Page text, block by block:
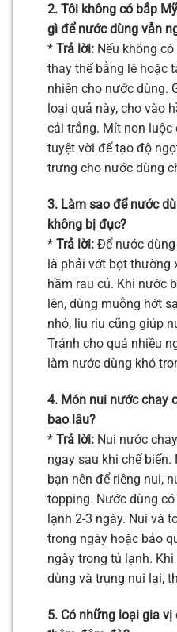
2. Tôi không có bắp
gì để nước dùng vẫn
* Trả lời: Nếu không
thay thế bằng lê hoặc
nhiên cho nước dùng.
loại quả này, cho vào
cải trắng. Mít non
tuyệt vời để tạo độ
trưng cho nước dùng
3. Làm sao để nước
không bị đục?
* Trả lời: Để nước
là phải vớt bọt thường
hầm rau củ. Khi nước
lên, dùng muỗng hớt
nhỏ, liu riu cũng giúp
Tránh cho quá nhiều
làm nước dùng khó
4. Món nui nước chay
bao lâu?
* Trả lời: Nui nước
ngay sau khi chế biến.
bạn nên để riêng nui,
topping. Nước dùng
lạnh 2-3 ngày. Nui và
trong ngày hoặc bảo
ngày trong tủ lạnh.
dùng và trụng nui lại,
5. Có những loại gia